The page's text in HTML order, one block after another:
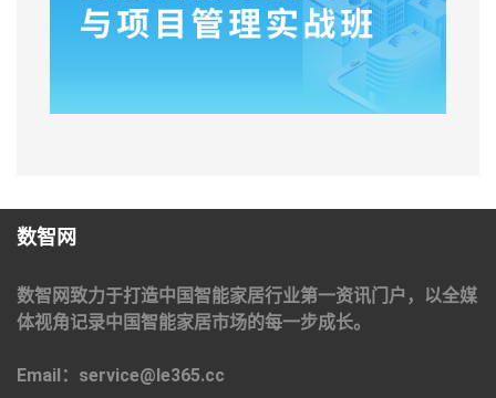
数智网
数智网致力于打造中国智能家居行业第一资讯门户，以全媒
体视角记录中国智能家居市场的每一步成长。
Email：service@le365.cc